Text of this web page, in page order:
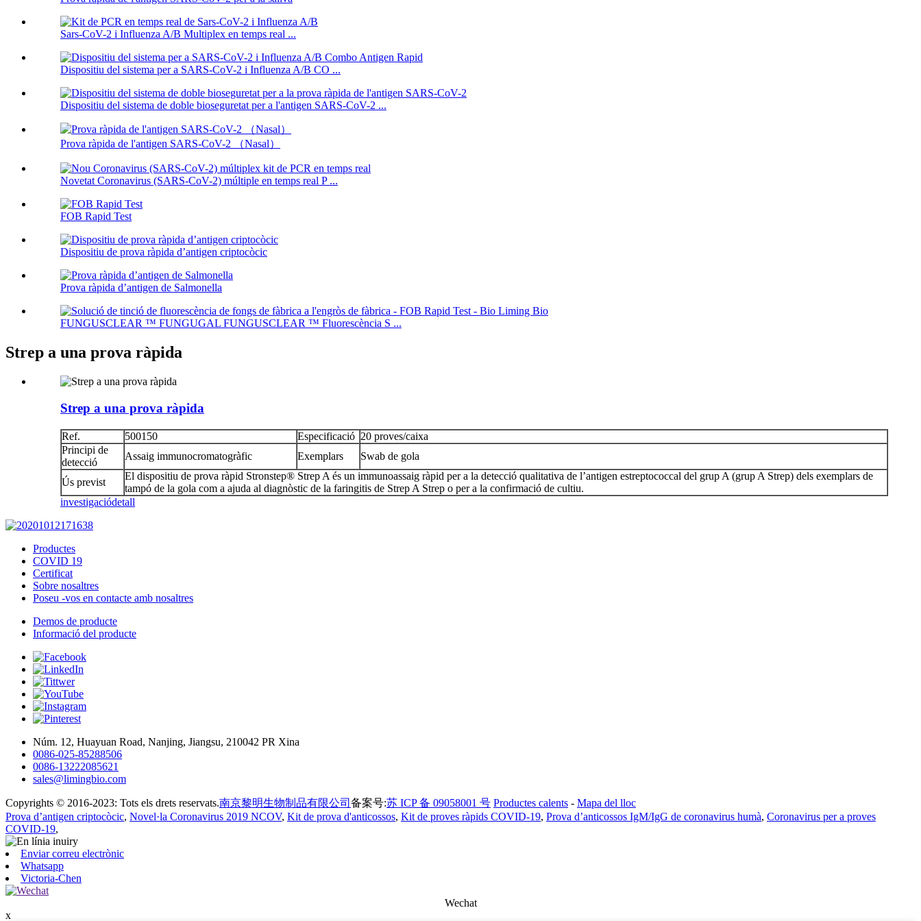
Sars-CoV-2 i Influenza A/B Multiplex en temps real ...
Dispositiu del sistema per a SARS-CoV-2 i Influenza A/B CO ...
Dispositiu del sistema de doble bioseguretat per a l'antigen SARS-CoV-2 ...
Prova ràpida de l'antigen SARS-CoV-2 （Nasal）
Novetat Coronavirus (SARS-CoV-2) múltiple en temps real P ...
FOB Rapid Test
Dispositiu de prova ràpida d’antigen criptocòcic
Prova ràpida d’antigen de Salmonella
FUNGUSCLEAR ™ FUNGUGAL FUNGUSCLEAR ™ Fluorescència S ...
Strep a una prova ràpida
Strep a una prova ràpida
Ref. 500150 Especificació 20 proves/caixa
Principi de
detecció
Assaig immunocromatogràfic Exemplars Swab de gola
Ús previst
El dispositiu de prova ràpid Stronstep® Strep A és un immunoassaig ràpid per a la detecció qualitativa de l’antigen estreptococcal del grup A (grup A Strep) dels exemplars de
tampó de la gola com a ajuda al diagnòstic de la faringitis de Strep A Strep o per a la confirmació de cultiu.
investigaciódetall
Productes
COVID 19
Certificat
Sobre nosaltres
Poseu -vos en contacte amb nosaltres
Demos de producte
Informació del producte
Núm. 12, Huayuan Road, Nanjing, Jiangsu, 210042 PR Xina
0086-025-85288506
0086-13222085621
sales@limingbio.com
Copyrights © 2016-2023: Tots els drets reservats.南京黎明生物制品有限公司 备案号:苏 ICP 备 09058001 号 Productes calents - Mapa del lloc
Prova d’antigen criptocòcic, Novel·la Coronavirus 2019 NCOV, Kit de prova d'anticossos, Kit de proves ràpids COVID-19, Prova d’anticossos IgM/IgG de coronavirus humà, Coronavirus per a proves
COVID-19,
Enviar correu electrònic
Whatsapp
Victoria-Chen
Wechat
x